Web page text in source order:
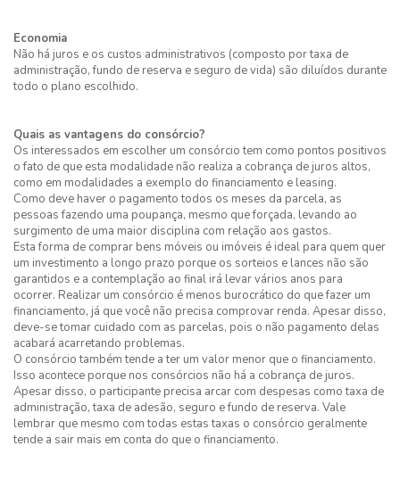
Economia
Não há juros e os custos administrativos (composto por taxa de
administração, fundo de reserva e seguro de vida) são diluídos durante
todo o plano escolhido.
Quais as vantagens do consórcio?
Os interessados em escolher um consórcio tem como pontos positivos
o fato de que esta modalidade não realiza a cobrança de juros altos,
como em modalidades a exemplo do financiamento e leasing.
Como deve haver o pagamento todos os meses da parcela, as
pessoas fazendo uma poupança, mesmo que forçada, levando ao
surgimento de uma maior disciplina com relação aos gastos.
Esta forma de comprar bens móveis ou imóveis é ideal para quem quer
um investimento a longo prazo porque os sorteios e lances não são
garantidos e a contemplação ao final irá levar vários anos para
ocorrer. Realizar um consórcio é menos burocrático do que fazer um
financiamento, já que você não precisa comprovar renda. Apesar disso,
deve-se tomar cuidado com as parcelas, pois o não pagamento delas
acabará acarretando problemas.
O consórcio também tende a ter um valor menor que o financiamento.
Isso acontece porque nos consórcios não há a cobrança de juros.
Apesar disso, o participante precisa arcar com despesas como taxa de
administração, taxa de adesão, seguro e fundo de reserva. Vale
lembrar que mesmo com todas estas taxas o consórcio geralmente
tende a sair mais em conta do que o financiamento.